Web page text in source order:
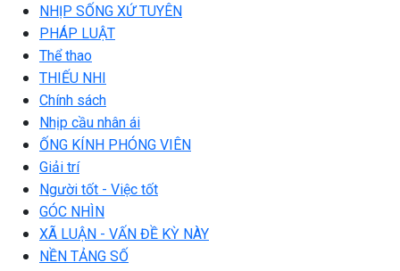
NHỊP SỐNG XỨ TUYÊN
PHÁP LUẬT
Thể thao
THIẾU NHI
Chính sách
Nhịp cầu nhân ái
ỐNG KÍNH PHÓNG VIÊN
Giải trí
Người tốt - Việc tốt
GÓC NHÌN
XÃ LUẬN - VẤN ĐỀ KỲ NÀY
NỀN TẢNG SỐ